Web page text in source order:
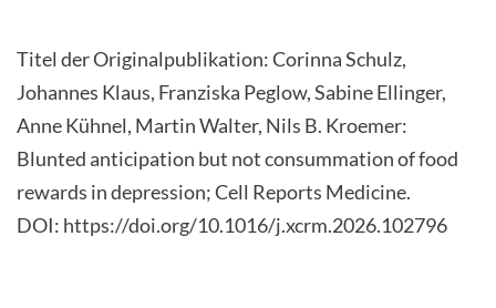
Titel der Originalpublikation: Corinna Schulz,
Johannes Klaus, Franziska Peglow, Sabine Ellinger,
Anne Kühnel, Martin Walter, Nils B. Kroemer:
Blunted anticipation but not consummation of food
rewards in depression; Cell Reports Medicine.
DOI: https://doi.org/10.1016/j.xcrm.2026.102796